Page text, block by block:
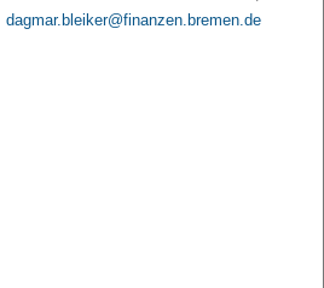
dagmar.bleiker@finanzen.bremen.de